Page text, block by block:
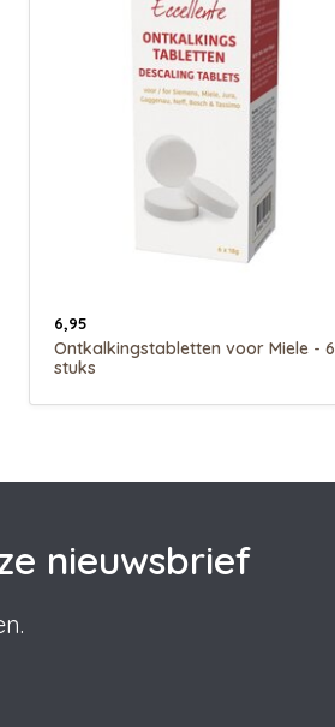
6,95
Ontkalkingstabletten voor Miele - 6
stuks
nieuwsbrief